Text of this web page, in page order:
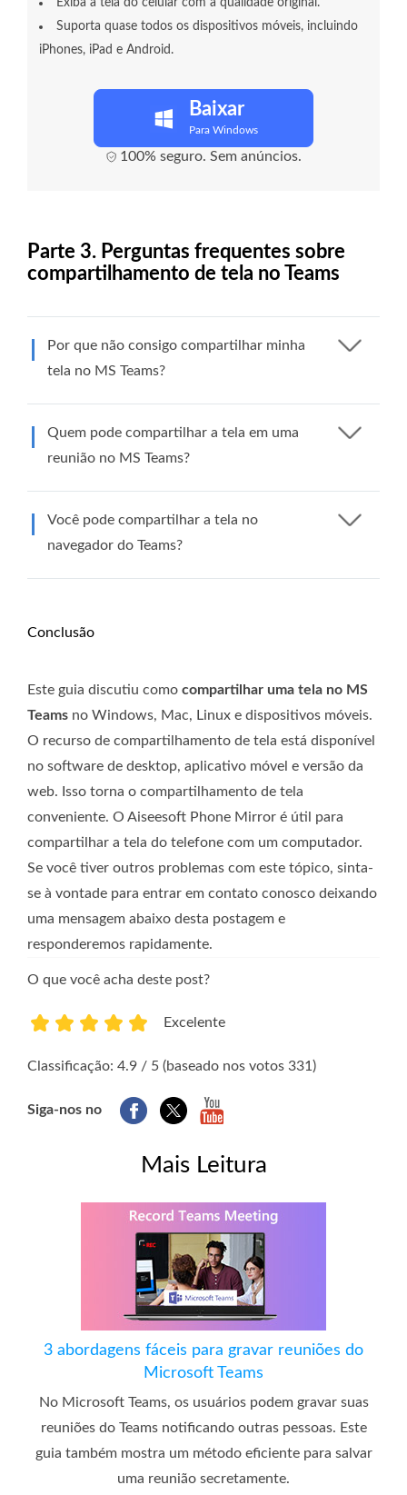
Exiba a tela do celular com a qualidade original.
Suporta quase todos os dispositivos móveis, incluindo
iPhones, iPad e Android.
Baixar
Para Windows
100% seguro. Sem anúncios.
Parte 3. Perguntas frequentes sobre
compartilhamento de tela no Teams
Por que não consigo compartilhar minha
tela no MS Teams?
Quem pode compartilhar a tela em uma
reunião no MS Teams?
Você pode compartilhar a tela no
navegador do Teams?
Conclusão
Este guia discutiu como compartilhar uma tela no MS
Teams no Windows, Mac, Linux e dispositivos móveis.
O recurso de compartilhamento de tela está disponível
no software de desktop, aplicativo móvel e versão da
web. Isso torna o compartilhamento de tela
conveniente. O Aiseesoft Phone Mirror é útil para
compartilhar a tela do telefone com um computador.
Se você tiver outros problemas com este tópico, sinta-
se à vontade para entrar em contato conosco deixando
uma mensagem abaixo desta postagem e
responderemos rapidamente.
O que você acha deste post?
Excelente
Classificação: 4.9 / 5 (baseado nos votos 331)
Siga-nos no
Mais Leitura
3 abordagens fáceis para gravar reuniões do
Microsoft Teams
No Microsoft Teams, os usuários podem gravar suas
reuniões do Teams notificando outras pessoas. Este
guia também mostra um método eficiente para salvar
uma reunião secretamente.